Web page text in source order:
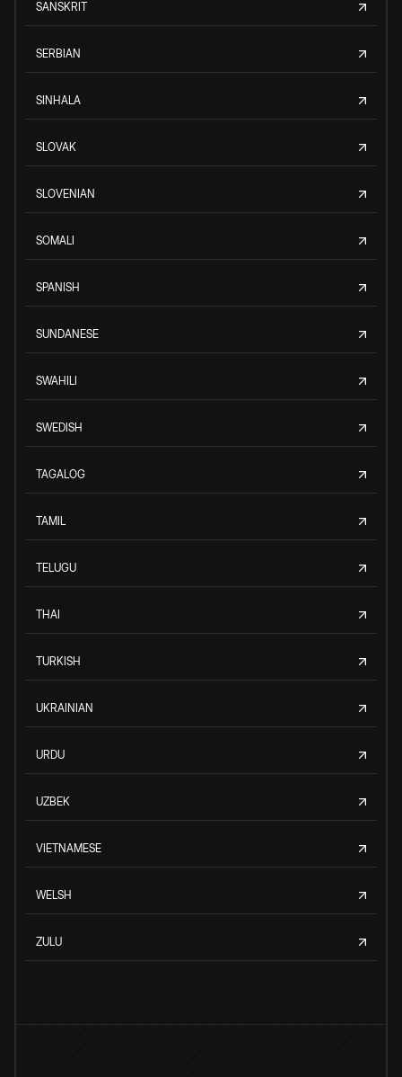
SANSKRIT
SERBIAN
SINHALA
SLOVAK
SLOVENIAN
SOMALI
SPANISH
SUNDANESE
SWAHILI
SWEDISH
TAGALOG
TAMIL
TELUGU
THAI
TURKISH
UKRAINIAN
URDU
UZBEK
VIETNAMESE
WELSH
ZULU